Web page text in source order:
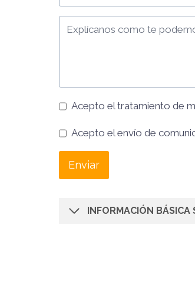
Acepto el tratamiento de
Acepto el envío de
Enviar
INFORMACIÓN